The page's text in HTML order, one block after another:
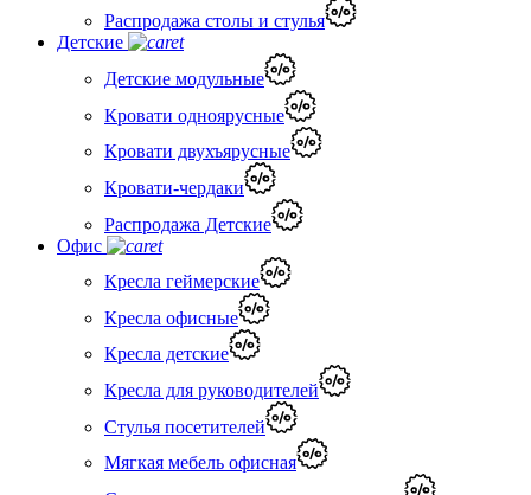
Распродажа столы и стулья
Детские
Детские модульные
Кровати одноярусные
Кровати двухъярусные
Кровати-чердаки
Распродажа Детские
Офис
Кресла геймерские
Кресла офисные
Кресла детские
Кресла для руководителей
Стулья посетителей
Мягкая мебель офисная